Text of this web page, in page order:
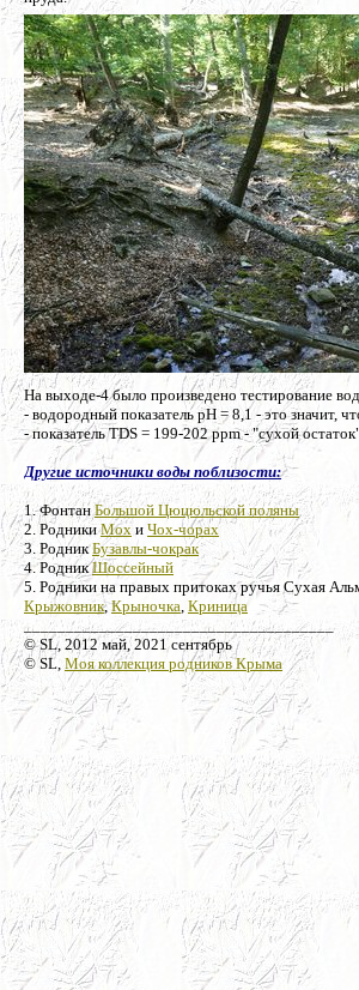
На выходе-4 было произведено тестирование
- водородный показатель рН = 8,1 - это значит,
- показатель TDS = 199-202 ppm - "сухой
Другие источники воды поблизости:
1. ФонтанБольшой Цюцюльской поляны
2. РодникиМох и Чох-чорах
3. РодникБузавлы-чокрак
4. РодникШоссейный
5. Родники на правых притоках ручья Сухая
Крыжовник,Крыночка, Криница
_____________________________________
© SL, 2012 май, 2021 сентябрь
© SL, Моя коллекция родников Крыма